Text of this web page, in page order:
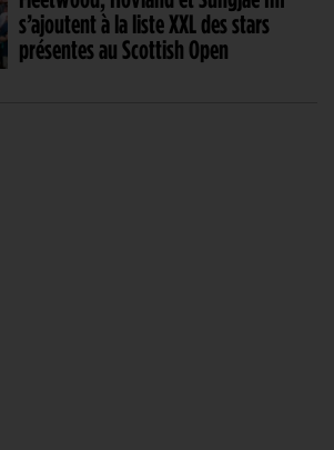
s’ajoutent à la liste XXL des stars
présentes au Scottish Open